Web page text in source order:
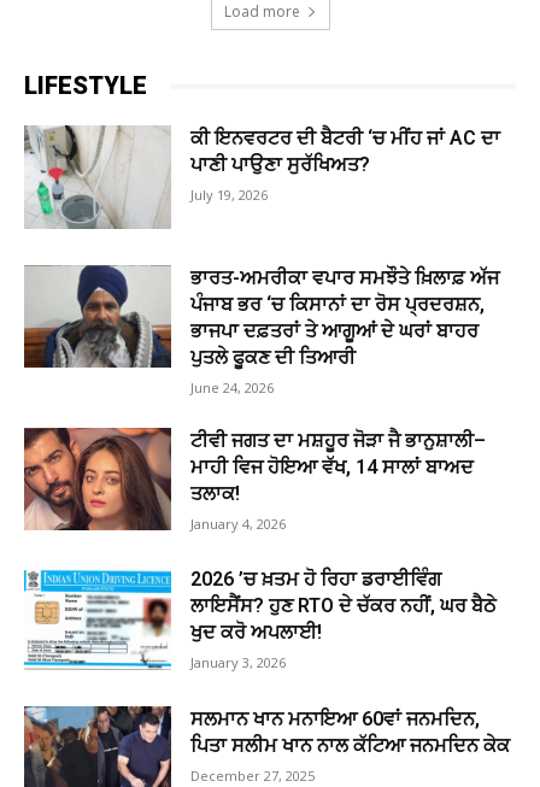
Load more
LIFESTYLE
ਕੀ ਇਨਵਰਟਰ ਦੀ ਬੈਟਰੀ ‘ਚ ਮੀਂਹ ਜਾਂ AC ਦਾ
ਪਾਣੀ ਪਾਉਣਾ ਸੁਰੱਖਿਅਤ?
July 19, 2026
ਭਾਰਤ-ਅਮਰੀਕਾ ਵਪਾਰ ਸਮਝੌਤੇ ਖ਼ਿਲਾਫ਼ ਅੱਜ
ਪੰਜਾਬ ਭਰ ‘ਚ ਕਿਸਾਨਾਂ ਦਾ ਰੋਸ ਪ੍ਰਦਰਸ਼ਨ,
ਭਾਜਪਾ ਦਫ਼ਤਰਾਂ ਤੇ ਆਗੂਆਂ ਦੇ ਘਰਾਂ ਬਾਹਰ
ਪੁਤਲੇ ਫੂਕਣ ਦੀ ਤਿਆਰੀ
June 24, 2026
ਟੀਵੀ ਜਗਤ ਦਾ ਮਸ਼ਹੂਰ ਜੋੜਾ ਜੈ ਭਾਨੁਸ਼ਾਲੀ–
ਮਾਹੀ ਵਿਜ ਹੋਇਆ ਵੱਖ, 14 ਸਾਲਾਂ ਬਾਅਦ
ਤਲਾਕ!
January 4, 2026
2026 ’ਚ ਖ਼ਤਮ ਹੋ ਰਿਹਾ ਡਰਾਈਵਿੰਗ
ਲਾਇਸੈਂਸ? ਹੁਣ RTO ਦੇ ਚੱਕਰ ਨਹੀਂ, ਘਰ ਬੈਠੇ
ਖੁਦ ਕਰੋ ਅਪਲਾਈ!
January 3, 2026
ਸਲਮਾਨ ਖਾਨ ਮਨਾਇਆ 60ਵਾਂ ਜਨਮਦਿਨ,
ਪਿਤਾ ਸਲੀਮ ਖਾਨ ਨਾਲ ਕੱਟਿਆ ਜਨਮਦਿਨ ਕੇਕ
December 27, 2025